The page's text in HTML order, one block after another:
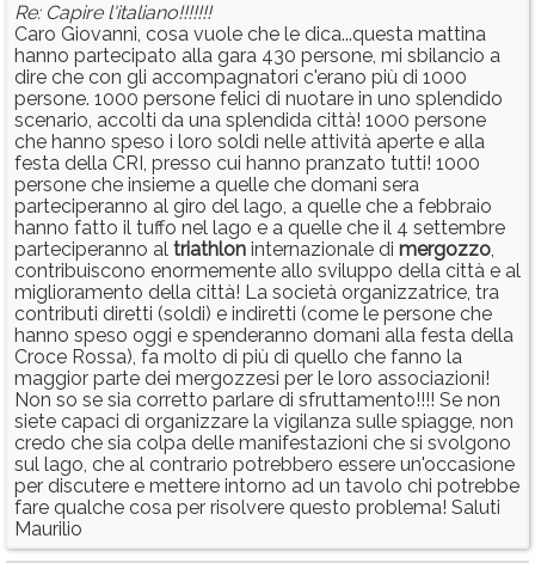
Re: Capire l'italiano!!!!!!!
Caro Giovanni, cosa vuole che le dica...questa mattina
hanno partecipato alla gara 430 persone, mi sbilancio a
dire che con gli accompagnatori c'erano più di 1000
persone. 1000 persone felici di nuotare in uno splendido
scenario, accolti da una splendida città! 1000 persone
che hanno speso i loro soldi nelle attività aperte e alla
festa della CRI, presso cui hanno pranzato tutti! 1000
persone che insieme a quelle che domani sera
parteciperanno al giro del lago, a quelle che a febbraio
hanno fatto il tuffo nel lago e a quelle che il 4 settembre
parteciperanno al triathlon internazionale di mergozzo,
contribuiscono enormemente allo sviluppo della città e al
miglioramento della città! La società organizzatrice, tra
contributi diretti (soldi) e indiretti (come le persone che
hanno speso oggi e spenderanno domani alla festa della
Croce Rossa), fa molto di più di quello che fanno la
maggior parte dei mergozzesi per le loro associazioni!
Non so se sia corretto parlare di sfruttamento!!!! Se non
siete capaci di organizzare la vigilanza sulle spiagge, non
credo che sia colpa delle manifestazioni che si svolgono
sul lago, che al contrario potrebbero essere un'occasione
per discutere e mettere intorno ad un tavolo chi potrebbe
fare qualche cosa per risolvere questo problema! Saluti
Maurilio